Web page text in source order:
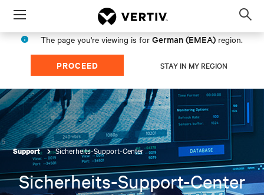
Menu
The page you're viewing is for German (EMEA) region.
PROCEED STAY IN MY REGION
Support Sicherheits-Support-Center
Sicherheits-Support-Center